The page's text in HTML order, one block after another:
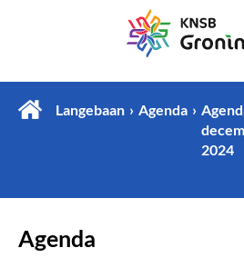
Langebaan Agenda
2024
Agenda